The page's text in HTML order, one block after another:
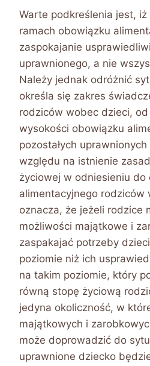
Warte podkreślenia jest,
ramach obowiązku
zaspokajanie
uprawnionego, a nie
Należy jednak odróżnić
określa się zakres
rodziców wobec dzieci,
wysokości obowiązku
pozostałych
względu na istnienie
życiowej w odniesieniu do
alimentacyjnego rodziców
oznacza, że jeżeli rodzice
możliwości majątkowe i
zaspakajać potrzeby
poziomie niż ich
na takim poziomie, który
równą stopę życiową
jedyna okoliczność, w
majątkowych i
może doprowadzić do
uprawnione dziecko